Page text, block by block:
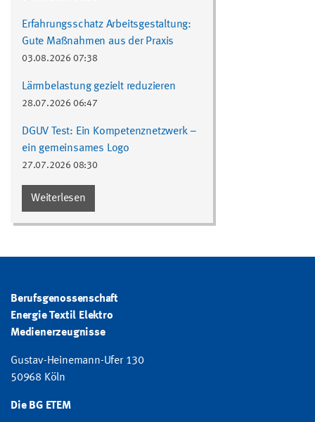
Erfahrungsschatz Arbeitsgestaltung:
Gute Maßnahmen aus der Praxis
03.08.2026 07:38
Lärmbelastung gezielt reduzieren
28.07.2026 06:47
DGUV Test: Ein Kompetenznetzwerk –
ein gemeinsames Logo
27.07.2026 08:30
Weiterlesen
Berufsgenossenschaft
Energie Textil Elektro
Medienerzeugnisse
Gustav-Heinemann-Ufer 130
50968 Köln
Die BG ETEM